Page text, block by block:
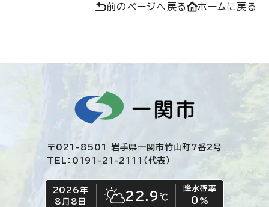
前のページへ戻る ホームに戻る
〒021-8501 岩手県一関市竹山町7番2号
TEL：0191-21-2111（代表）
今日の日付
2026年
8月8日
今日の天気
晴れ時々くもり
22.9 ℃
降水確率
0 %